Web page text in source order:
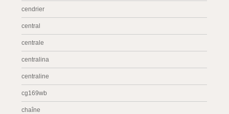
cendrier
central
centrale
centralina
centraline
cg169wb
chaîne